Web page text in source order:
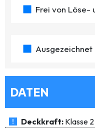
Frei von Löse-
Ausgezeichnet
DATEN
Deckkraft: Klasse 2